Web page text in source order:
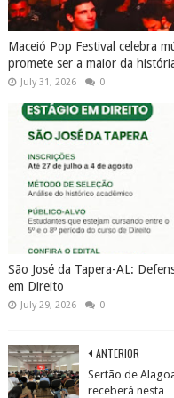
Maceió Pop Festival celebra
promete ser a maior da
July 31, 2026 0
São José da Tapera-AL:
em Direito
July 29, 2026 0
ANTERIOR
Sertão de
receberá nesta